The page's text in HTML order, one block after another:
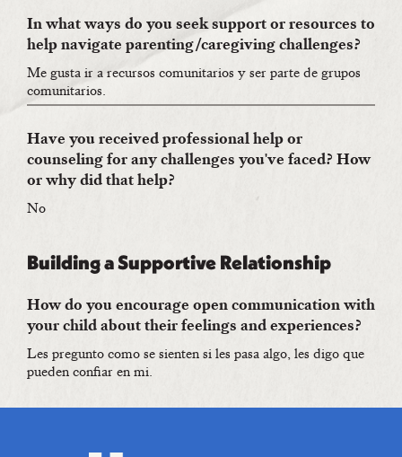
In what ways do you seek support or resources to
help navigate parenting/caregiving challenges?
Me gusta ir a recursos comunitarios y ser parte de grupos
comunitarios.
Have you received professional help or
counseling for any challenges you've faced? How
or why did that help?
No
Building a Supportive Relationship
How do you encourage open communication with
your child about their feelings and experiences?
Les pregunto como se sienten si les pasa algo, les digo que
pueden confiar en mi.